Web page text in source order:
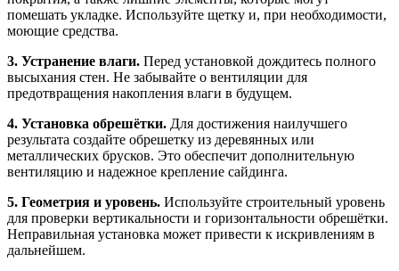
помешать укладке. Используйте щетку и, при необходимости,
моющие средства.
3. Устранение влаги. Перед установкой дождитесь полного
высыхания стен. Не забывайте о вентиляции для
предотвращения накопления влаги в будущем.
4. Установка обрешётки. Для достижения наилучшего
результата создайте обрешетку из деревянных или
металлических брусков. Это обеспечит дополнительную
вентиляцию и надежное крепление сайдинга.
5. Геометрия и уровень. Используйте строительный уровень
для проверки вертикальности и горизонтальности обрешётки.
Неправильная установка может привести к искривлениям в
дальнейшем.